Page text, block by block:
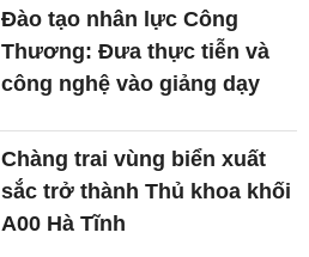
Đào tạo nhân lực Công
Thương: Đưa thực tiễn và
công nghệ vào giảng dạy
Chàng trai vùng biển xuất
sắc trở thành Thủ khoa khối
A00 Hà Tĩnh